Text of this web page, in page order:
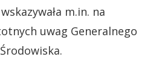
m.in. na
uwag Generalnego